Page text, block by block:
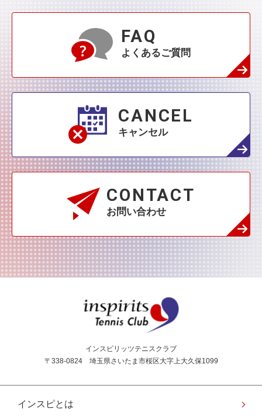
FAQ
よくあるご質問
CANCEL
キャンセル
CONTACT
お問い合わせ
インスピリッツテニスクラブ
〒338-0824 埼玉県さいたま市桜区大字上大久保1099
インスピとは